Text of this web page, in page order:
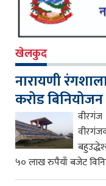
खेलकुद
नारायणी
करोड बिनियोजन
वीरगंज
५० लाख रुपैयाँ बजेट